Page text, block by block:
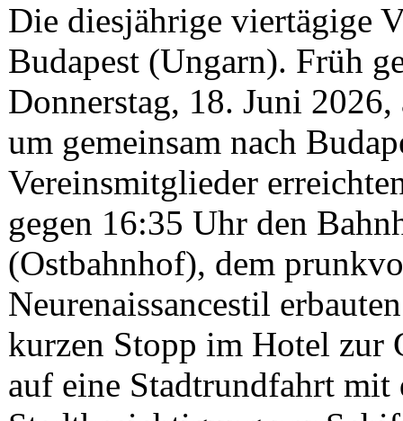
Die diesjährige viertägige
Budapest (Ungarn). Früh
Donnerstag, 18. Juni
um gemeinsam nach
Vereinsmitglieder
gegen 16:35 Uhr den
(Ostbahnhof), dem
Neurenaissancestil
kurzen Stopp im Hotel zur
auf eine Stadtrundfahrt mit